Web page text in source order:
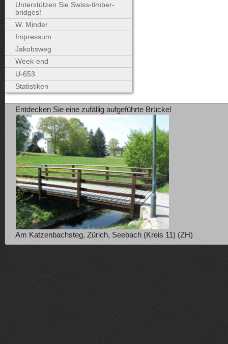
Unterstützen Sie Swiss-timber-
bridges!
W. Minder
Impressum
Jakobsweg
Week-end
U-653
Statistiken
Entdecken Sie eine zufällig aufgeführte Brücke!
Am Katzenbachsteg, Zürich, Seebach (Kreis 11) (ZH)